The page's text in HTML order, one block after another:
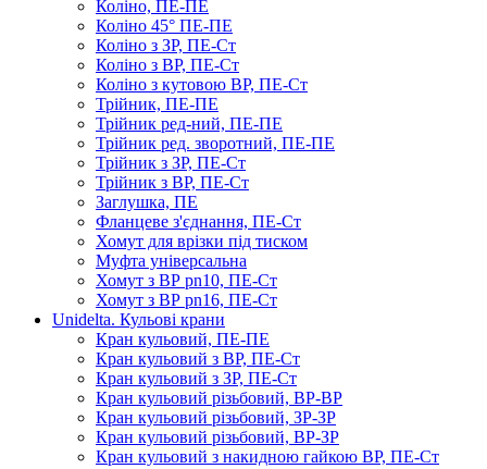
Коліно, ПЕ-ПЕ
Коліно 45° ПЕ-ПЕ
Коліно з ЗР, ПЕ-Ст
Коліно з ВР, ПЕ-Ст
Коліно з кутовою ВР, ПЕ-Ст
Трійник, ПЕ-ПЕ
Трійник ред-ний, ПЕ-ПЕ
Трійник ред. зворотний, ПЕ-ПЕ
Трійник з ЗР, ПЕ-Ст
Трійник з ВР, ПЕ-Ст
Заглушка, ПЕ
Фланцеве з'єднання, ПЕ-Ст
Хомут для врізки під тиском
Муфта універсальна
Хомут з ​​ВР pn10, ПЕ-Ст
Хомут з ВР pn16, ПЕ-Ст
Unidelta. Кульові крани
Кран кульовий, ПЕ-ПЕ
Кран кульовий з ВР, ПЕ-Ст
Кран кульовий з ЗР, ПЕ-Ст
Кран кульовий різьбовий, ВР-ВР
Кран кульовий різьбовий, ЗР-ЗР
Кран кульовий різьбовий, ВР-ЗР
Кран кульовий з накидною гайкою ВР, ПЕ-Ст